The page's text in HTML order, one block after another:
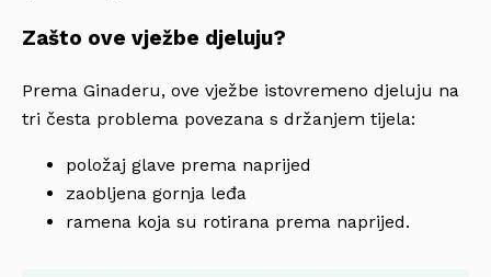
Zašto ove vježbe djeluju?
Prema Ginaderu, ove vježbe istovremeno djeluju na
tri česta problema povezana s držanjem tijela:
položaj glave prema naprijed
zaobljena gornja leđa
ramena koja su rotirana prema naprijed.